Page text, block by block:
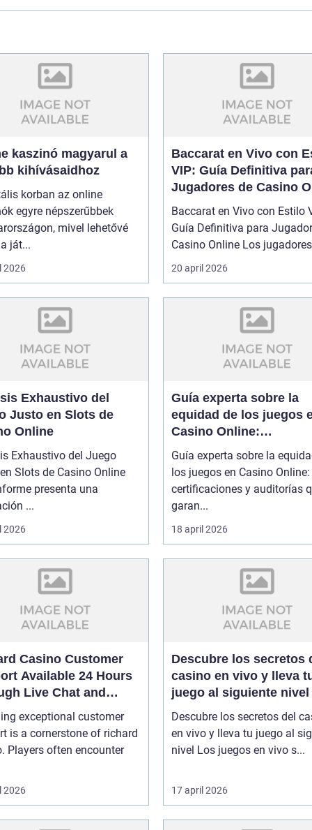
kaszinó magyarul a
kihívásaidhoz
korban az online
egyre népszerűbbek
mivel lehetővé
ját...
2026
Baccarat en Vivo con
VIP: Guía Definitiva
Jugadores de Casino
Baccarat en Vivo con Estilo
Guía Definitiva para
Casino Online Los
20 april 2026
Exhaustivo del
Justo en Slots de
Online
Exhaustivo del Juego
Slots de Casino Online
presenta una
...
2026
Guía experta sobre la
equidad de los juegos
Casino Online:
certificaciones y
que garantizan
Guía experta sobre la
los juegos en Casino Online:
certificaciones y auditorías
garan...
18 april 2026
Casino Customer
Available 24 Hours
Live Chat and
exceptional customer
is a cornerstone of richard
Players often encounter
2026
Descubre los secretos
casino en vivo y lleva
juego al siguiente nivel
Descubre los secretos del
en vivo y lleva tu juego al
nivel Los juegos en vivo s...
17 april 2026